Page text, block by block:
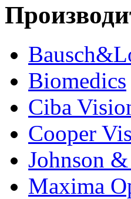
Biomedics
Ciba
Cooper
Johnson
Maxima